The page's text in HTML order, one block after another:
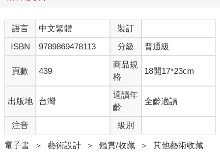
《他們在島嶼寫作》給予我很大啟發，於是我決定也對紀錄片做
一點支持。從《他們在島嶼寫作》的工作創者之中找到了徐浩軒
合作。與浩軒溝通，刻意不重複文學主題，另尋題材。因為《一
個人的收藏》書籍即將出版，藝術是浩軒陌生卻想嘗試的題目：
因為感受到此刻的亞州藝術已經有著明顯的變化，而我正好熟悉
這一領域，可以提供人脈、渠道、資源，或許还可以讓浩軒挖掘
出不同的觀點，於是敲板決定。案子進行了一年多，透過這位年
輕的影像藝術工作者，之前偏重文學專業，這會兒進入藝術領
域，由他從一個新的角度對照自己。在整理資料與拍攝過程裡，
透過他的眼睛，我有機會重新看到熟悉的藝術家朋友，或不同的
收藏者、從事藝術相關產業的人，描述這幾年在藝術圈發生的
事，和他們的感想，以及種種狀態。這是一件非常有意思的對
語言 中文繁體
裝訂
ISBN
9789869478113 分級 普通級
頁數 439
商品規
格
18開17*23cm
出版地 台灣
適讀年
齡
全齡適讀
注音 級別
電子書 ＞ 藝術設計 ＞ 鑑賞/收藏 ＞ 其他藝術收藏